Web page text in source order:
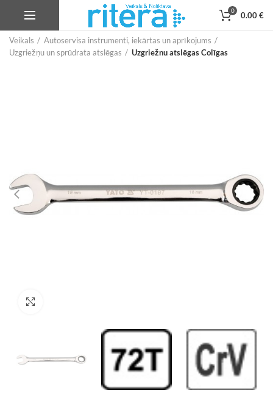
0 0.00€
Veikals
Autoservisa instrumenti, iekārtas un aprīkojums
Uzgriežņu un sprūdrata atslēgas
Uzgriežnu atslēgas Colīgas